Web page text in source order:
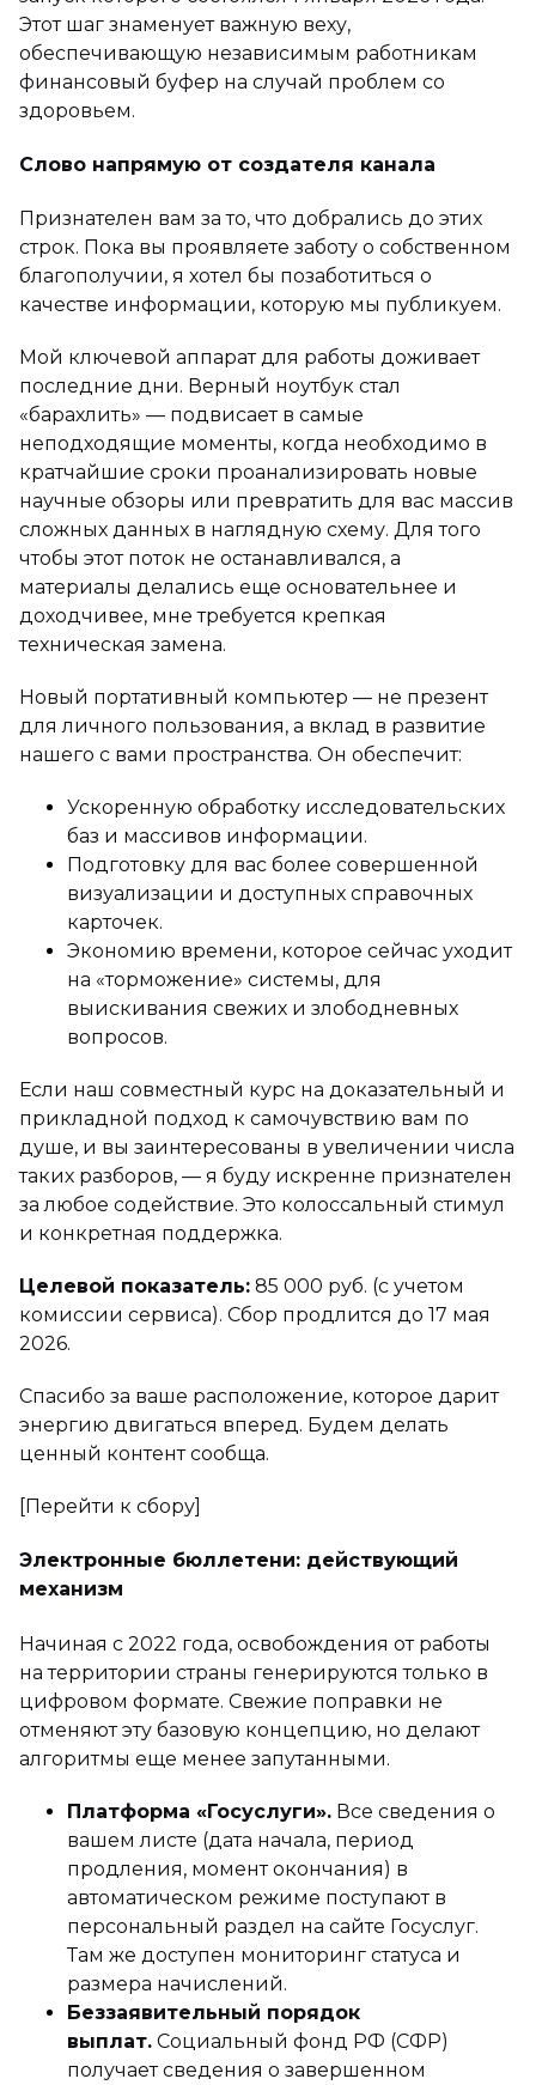
Этот шаг знаменует важную веху,
обеспечивающую независимым работникам
финансовый буфер на случай проблем со
здоровьем.
Слово напрямую от создателя канала
Признателен вам за то, что добрались до этих
строк. Пока вы проявляете заботу о собственном
благополучии, я хотел бы позаботиться о
качестве информации, которую мы публикуем.
Мой ключевой аппарат для работы доживает
последние дни. Верный ноутбук стал
«барахлить» — подвисает в самые
неподходящие моменты, когда необходимо в
кратчайшие сроки проанализировать новые
научные обзоры или превратить для вас массив
сложных данных в наглядную схему. Для того
чтобы этот поток не останавливался, а
материалы делались еще основательнее и
доходчивее, мне требуется крепкая
техническая замена.
Новый портативный компьютер — не презент
для личного пользования, а вклад в развитие
нашего с вами пространства. Он обеспечит:
Ускоренную обработку исследовательских
баз и массивов информации.
Подготовку для вас более совершенной
визуализации и доступных справочных
карточек.
Экономию времени, которое сейчас уходит
на «торможение» системы, для
выискивания свежих и злободневных
вопросов.
Если наш совместный курс на доказательный и
прикладной подход к самочувствию вам по
душе, и вы заинтересованы в увеличении числа
таких разборов, — я буду искренне признателен
за любое содействие. Это колоссальный стимул
и конкретная поддержка.
Целевой показатель: 85 000 руб. (с учетом
комиссии сервиса). Сбор продлится до 17 мая
2026.
Спасибо за ваше расположение, которое дарит
энергию двигаться вперед. Будем делать
ценный контент сообща.
[Перейти к сбору]
Электронные бюллетени: действующий
механизм
Начиная с 2022 года, освобождения от работы
на территории страны генерируются только в
цифровом формате. Свежие поправки не
отменяют эту базовую концепцию, но делают
алгоритмы еще менее запутанными.
Платформа «Госуслуги». Все сведения о
вашем листе (дата начала, период
продления, момент окончания) в
автоматическом режиме поступают в
персональный раздел на сайте Госуслуг.
Там же доступен мониторинг статуса и
размера начислений.
Беззаявительный порядок
выплат. Социальный фонд РФ (СФР)
получает сведения о завершенном